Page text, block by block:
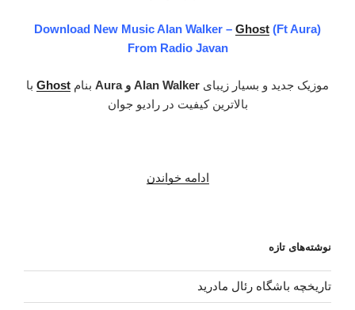
Download New Music Alan Walker – Ghost (Ft Aura)
From Radio Javan
موزیک جدید و بسیار زیبای Alan Walker و Aura بنام Ghost با
بالاترین کیفیت در رادیو جوان
ادامه خواندن
و
نوشته‌های تازه
تاریخچه باشگاه رئال مادرید